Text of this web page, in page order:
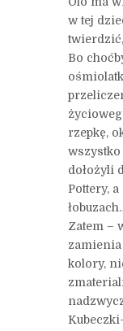
w tej
Bo
rzepkę,
wszystko
dołożyli
Pottery,
Zatem –
kolory,